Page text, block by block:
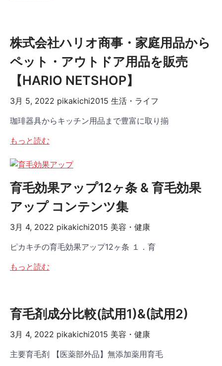
株式会社ハリオ商事・家庭用品から
ペット・アウトドア用品を販売
【HARIO NETSHOP】
3月 5, 2022 pikakichi2015 生活・ライフ
珈琲器具からキッチン用品まで豊富に取り揃
もっと読む
育毛効果アップ12ヶ条 & 育毛効果
アップ コンテンツ集
3月 4, 2022 pikakichi2015 美容・健康
ピカキチの育毛効果アップ12ヶ条 １．育
もっと読む
育毛剤成分比較(試用1)&(試用2)
3月 4, 2022 pikakichi2015 美容・健康
主要育毛剤 【医薬部外品】無添加薬用育毛